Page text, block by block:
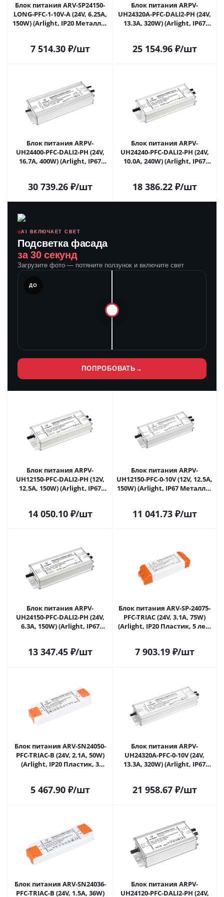
Блок питания ARV-SP24150-
LONG-PFC-1-10V-A (24V, 6.25A,
150W) (Arlight, IP20 Металл, 5
7 514.30₽/шт
Блок питания ARPV-
UH24320A-PFC-DALI2-PH (24V,
13.3A, 320W) (Arlight, IP67
25 154.96₽/шт
Блок питания ARPV-
UH24400-PFC-DALI2-PH (24V,
16.7A, 400W) (Arlight, IP67
30 739.26₽/шт
Блок питания ARPV-
UH24240-PFC-DALI2-PH (24V,
10.0A, 240W) (Arlight, IP67
18 386.22₽/шт
AI ВКЛЮЧАЕТ СВЕТ
Подсветка фасада
за 30 секунд
Загрузите фото — потяните ползунок и включите свет
ДО
ПОПРОБОВАТЬ →
Блок питания ARPV-
UH12150-PFC-DALI2-PH (12V,
12.5A, 150W) (Arlight, IP67
14 050.10₽/шт
Блок питания ARPV-
UH12150-PFC-0-10V (12V, 12.5A,
150W) (Arlight, IP67 Металл, 7
11 041.73₽/шт
Блок питания ARPV-
UH24150-PFC-DALI2-PH (24V,
6.3A, 150W) (Arlight, IP67
13 347.45₽/шт
Блок питания ARV-SP-24075-
PFC-TRIAC (24V, 3.1A, 75W)
(Arlight, IP20 Пластик, 5 лет)
7 903.19₽/шт
Блок питания ARV-SN24050-
PFC-TRIAC-B (24V, 2.1A, 50W)
(Arlight, IP20 Пластик, 3
5 467.90₽/шт
Блок питания ARPV-
UH24320A-PFC-0-10V (24V,
13.3A, 320W) (Arlight, IP67
21 958.67₽/шт
Блок питания ARV-SN24036-
PFC-TRIAC-B (24V, 1.5A, 36W)
Блок питания ARPV-
UH24120-PFC-DALI2-PH (24V,